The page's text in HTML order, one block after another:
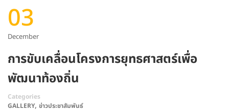
03
December
การขับเคลื่อนโครงการยุทธศาสตร์เพื่อ
พัฒนาท้องถิ่น
Categories
GALLERY, ข่าวประชาสัมพันธ์